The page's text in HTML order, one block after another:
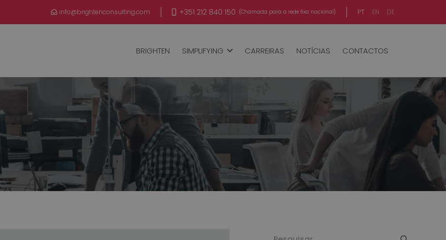
info@brightenconsulting.com +351 212 840 150 (Chamada para a rede fixa nacional) PT EN DE
BRIGHTEN SIMPLIFYING CARREIRAS NOTÍCIAS CONTACTOS
Pesquisar